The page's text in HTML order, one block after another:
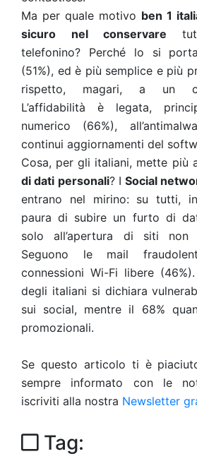
Ma per quale motivo ben 1
sicuro nel conservare
telefonino? Perché lo si
(51%), ed è più semplice e più
rispetto, magari, a un
L’affidabilità è legata,
numerico (66%),
continui aggiornamenti del
Cosa, per gli italiani, mette più
di dati personali? I Social
entrano nel mirino: su tutti,
paura di subire un furto di
solo all’apertura di siti non
Seguono le mail
connessioni Wi-Fi libere
degli italiani si dichiara
sui social, mentre il 68%
promozionali.
Se questo articolo ti è
sempre informato con le
iscriviti alla nostra Newsletter
Tag: